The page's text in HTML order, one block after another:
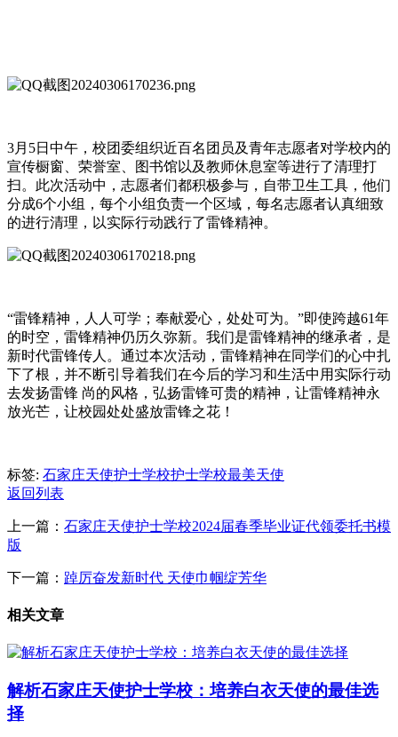
3月5日中午，校团委组织近百名团员及青年志愿者对学校内的
宣传橱窗、荣誉室、图书馆以及教师休息室等进行了清理打
扫。此次活动中，志愿者们都积极参与，自带卫生工具，他们
分成6个小组，每个小组负责一个区域，每名志愿者认真细致
的进行清理，以实际行动践行了雷锋精神。
“雷锋精神，人人可学；奉献爱心，处处可为。”即使跨越61年
的时空，雷锋精神仍历久弥新。我们是雷锋精神的继承者，是
新时代雷锋传人。通过本次活动，雷锋精神在同学们的心中扎
下了根，并不断引导着我们在今后的学习和生活中用实际行动
去发扬雷锋 尚的风格，弘扬雷锋可贵的精神，让雷锋精神永
放光芒，让校园处处盛放雷锋之花！
标签: 石家庄天使护士学校护士学校最美天使
返回列表
上一篇： 石家庄天使护士学校2024届春季毕业证代领委托书模
版
下一篇： 踔厉奋发新时代 天使巾帼绽芳华
相关文章
解析石家庄天使护士学校：培养白衣天使的最佳选
择